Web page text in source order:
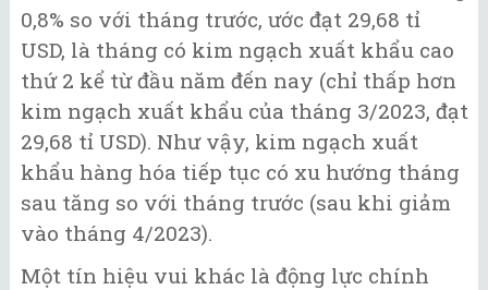
0,8% so với tháng trước, ước đạt 29,68 tỉ
USD, là tháng có kim ngạch xuất khẩu cao
thứ 2 kể từ đầu năm đến nay (chỉ thấp hơn
kim ngạch xuất khẩu của tháng 3/2023, đạt
29,68 tỉ USD). Như vậy, kim ngạch xuất
khẩu hàng hóa tiếp tục có xu hướng tháng
sau tăng so với tháng trước (sau khi giảm
vào tháng 4/2023).
Một tín hiệu vui khác là động lực chính